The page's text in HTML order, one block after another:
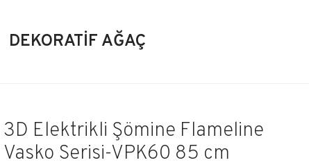
DEKORATIF AĞAÇ
3D Elektrikli Şömine Flameline
Vasko Serisi-VPK60 85 cm